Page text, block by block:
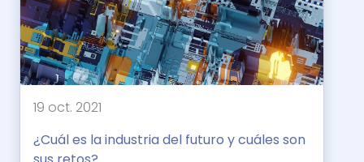
19 oct. 2021
¿Cuál es la industria del futuro y cuáles son